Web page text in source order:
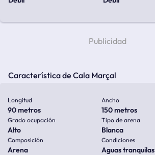
Característica de Cala Marçal
Longitud
90 metros
Ancho
150 metros
Grado ocupación
Alto
Tipo de arena
Blanca
Composición
Arena
Condiciones
Aguas tranquilas